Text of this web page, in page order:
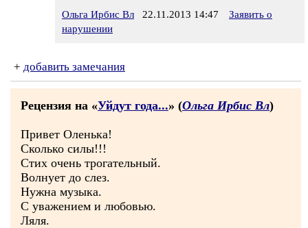
Ольга Ирбис Вл 22.11.2013 14:47
Заявить о
нарушении
+ добавить замечания
Рецензия на «Уйдут года...» (Ольга Ирбис Вл)
Привет Оленька!
Сколько силы!!!
Стих очень трогательный.
Волнует до слез.
Нужна музыка.
С уважением и любовью.
Ляля.